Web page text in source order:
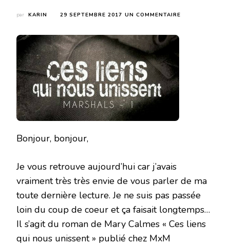
par KARIN 29 SEPTEMBRE 2017 UN COMMENTAIRE
Bonjour, bonjour,
Je vous retrouve aujourd’hui car j’avais
vraiment très très envie de vous parler de ma
toute dernière lecture. Je ne suis pas passée
loin du coup de coeur et ça faisait longtemps…
Il s’agit du roman de Mary Calmes « Ces liens
qui nous unissent » publié chez MxM